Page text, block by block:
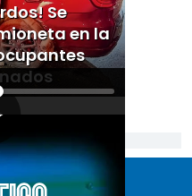
Se
en la